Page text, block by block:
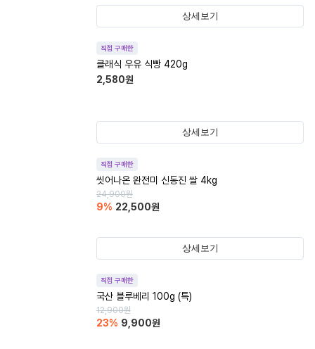
상세보기
직접 구매한
클래식 우유 식빵 420g
2,580원
상세보기
직접 구매한
씻어나온 완전미 신동진 쌀 4kg
24,900원
9% 22,500원
상세보기
직접 구매한
국산 블루베리 100g (특)
12,900원
23% 9,900원